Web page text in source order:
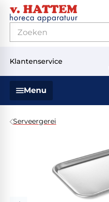
Klantenservice
Menu
Serveergerei